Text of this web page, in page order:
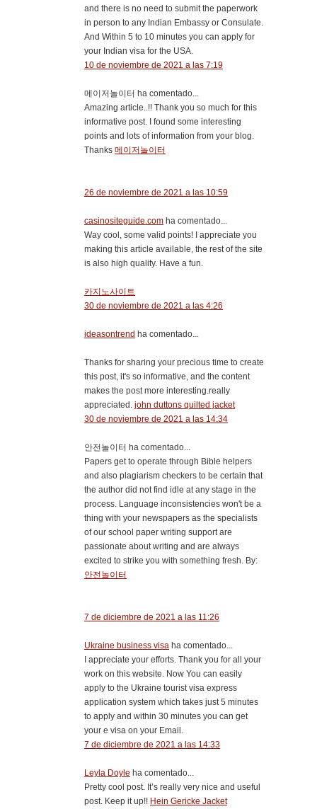
and there is no need to submit the paperwork
in person to any Indian Embassy or Consulate.
And Within 5 to 10 minutes you can apply for
your Indian visa for the USA.
10 de noviembre de 2021 a las 7:19
메이저놀이터 ha comentado...
Amazing article..!! Thank you so much for this
informative post. I found some interesting
points and lots of information from your blog.
Thanks 메이저놀이터
26 de noviembre de 2021 a las 10:59
casinositeguide.com ha comentado...
Way cool, some valid points! I appreciate you
making this article available, the rest of the site
is also high quality. Have a fun.
카지노사이트
30 de noviembre de 2021 a las 4:26
ideasontrend ha comentado...
Thanks for sharing your precious time to create
this post, it's so informative, and the content
makes the post more interesting.really
appreciated. john duttons quilted jacket
30 de noviembre de 2021 a las 14:34
안전놀이터 ha comentado...
Papers get to operate through Bible helpers
and also plagiarism checkers to be certain that
the author did not find idle at any stage in the
process. Language inconsistencies won't be a
thing with your newspapers as the specialists
of our school paper writing support are
passionate about writing and are always
excited to strike you with something fresh. By:
안전놀이터
7 de diciembre de 2021 a las 11:26
Ukraine business visa ha comentado...
I appreciate your efforts. Thank you for all your
work on this website. Now You can easily
apply to the Ukraine tourist visa express
application system which takes just 5 minutes
to apply and within 30 minutes you can get
your e visa on your Email.
7 de diciembre de 2021 a las 14:33
Leyla Doyle ha comentado...
Pretty cool post. It’s really very nice and useful
post. Keep it up!! Hein Gericke Jacket